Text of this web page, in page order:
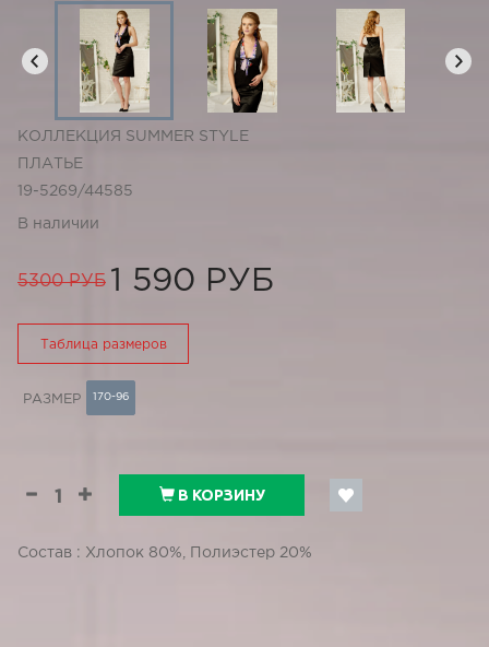
КОЛЛЕКЦИЯ SUMMER STYLE
ПЛАТЬЕ
19-5269/44585
В наличии
5300 РУБ 1 590 РУБ
Таблица размеров
РАЗМЕР 170-96
В КОРЗИНУ
Состав : Хлопок 80%, Полиэстер 20%